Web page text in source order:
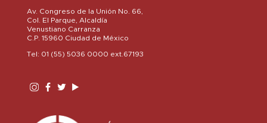
Av. Congreso de la Unión No. 66,
Col. El Parque, Alcaldía
Venustiano Carranza
C.P. 15960 Ciudad de México
Tel: 01 (55) 5036 0000 ext.67193